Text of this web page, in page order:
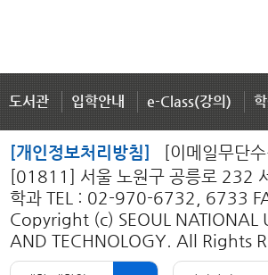
도서관 입학안내 e-Class(강의)
[개인정보처리방침]
[이메일무단
[01811] 서울 노원구 공릉로 232
학과 TEL : 02-970-6732, 6733
Copyright (c) SEOUL NATIONAL
AND TECHNOLOGY. All Rights